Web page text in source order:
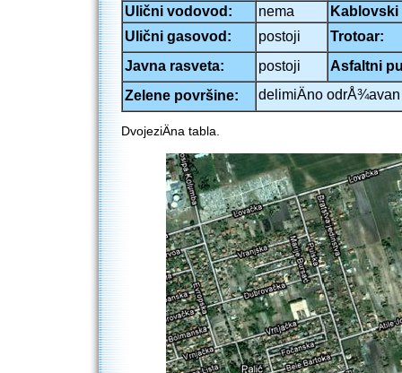
Ulični vodovod:
nema
Kablovski
Ulični gasovod:
postoji
Trotoar:
Javna rasveta:
postoji
Asfaltni
Zelene površine:
delimiÄno odrÅ¾avan
DvojeziÄna tabla.